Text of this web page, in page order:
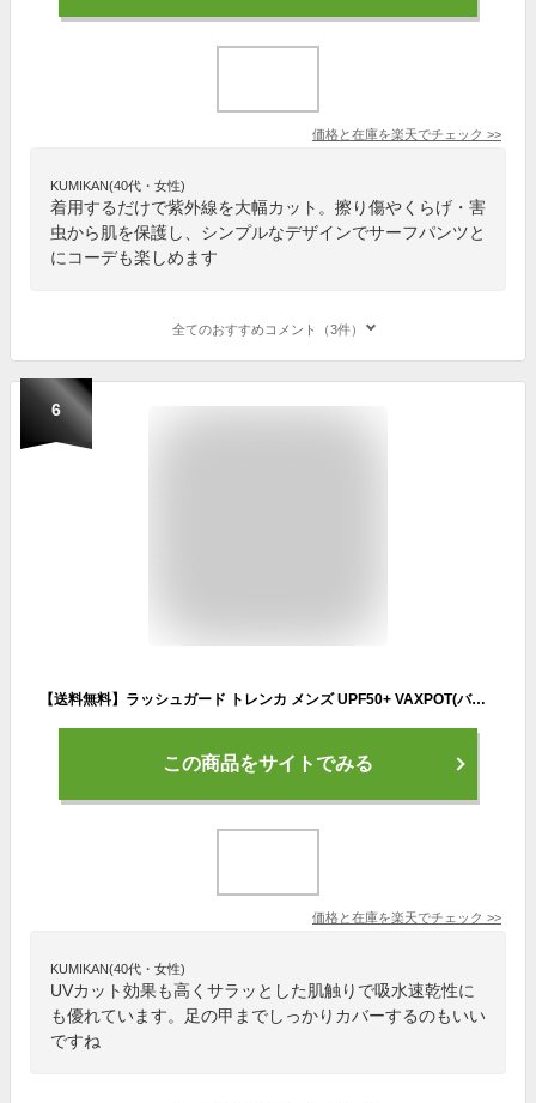
価格と在庫を楽天でチェック >>
KUMIKAN(40代・女性)
着用するだけで紫外線を大幅カット。擦り傷やくらげ・害
虫から肌を保護し、シンプルなデザインでサーフパンツと
にコーデも楽しめます
全てのおすすめコメント（3件）
6
【送料無料】ラッシュガード トレンカ メンズ UPF50+ VAXPOT(バックスポット) ラッシュトレンカ VA-4403【ラッシュガード レギンス UVカット】【ラッシュガード パーカー ラッシュパーカー サーフパンツ マリンシューズ サーフハット と一緒に】[返品交換不可]
この商品をサイトでみる
価格と在庫を楽天でチェック >>
KUMIKAN(40代・女性)
UVカット効果も高くサラッとした肌触りで吸水速乾性に
も優れています。足の甲までしっかりカバーするのもいい
ですね